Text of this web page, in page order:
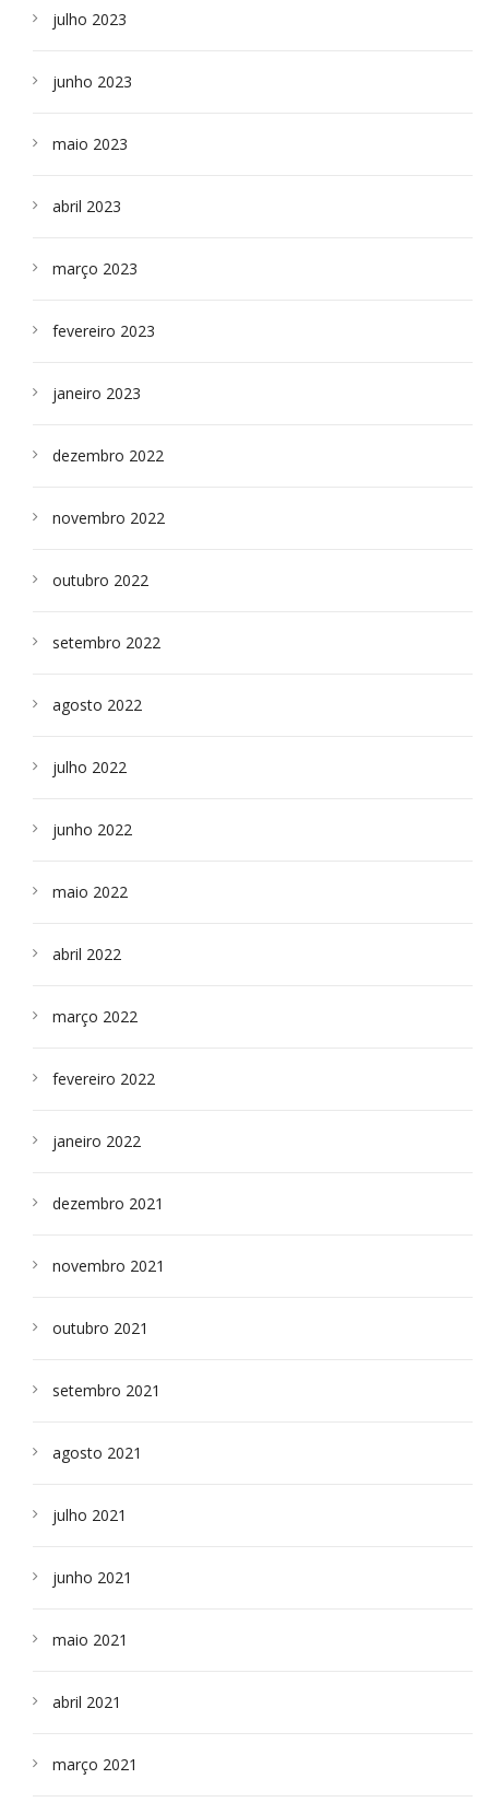
julho 2023
junho 2023
maio 2023
abril 2023
março 2023
fevereiro 2023
janeiro 2023
dezembro 2022
novembro 2022
outubro 2022
setembro 2022
agosto 2022
julho 2022
junho 2022
maio 2022
abril 2022
março 2022
fevereiro 2022
janeiro 2022
dezembro 2021
novembro 2021
outubro 2021
setembro 2021
agosto 2021
julho 2021
junho 2021
maio 2021
abril 2021
março 2021